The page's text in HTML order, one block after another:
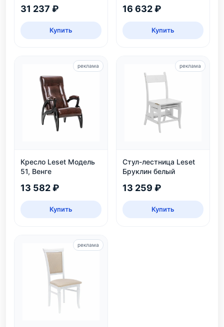
31 237 ₽
Купить
16 632 ₽
Купить
Кресло Leset Модель
51, Венге
13 582 ₽
Купить
реклама
Стул-лестница Leset
Бруклин белый
13 259 ₽
Купить
реклама
реклама